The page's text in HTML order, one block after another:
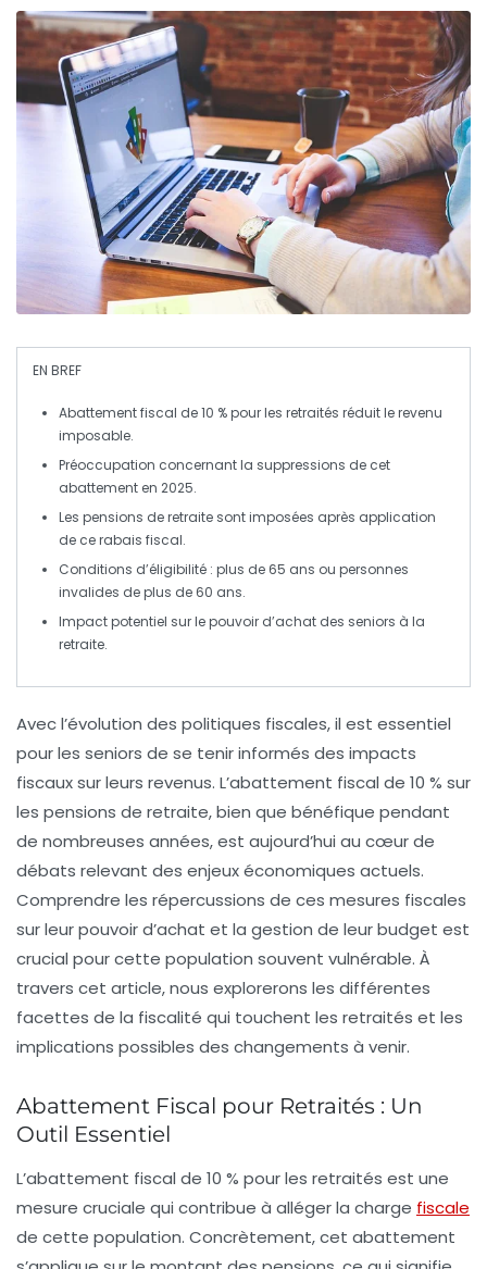
EN BREF
Abattement fiscal de 10 % pour les retraités réduit lerevenu
imposable.
Préoccupation concernant la suppressions de cet
abattement en 2025.
Les pensions de retraite sontimposées après application
de cerabais fiscal.
Conditions d’éligibilité : plus de 65 ans ou personnes
invalides de plus de 60 ans.
Impact potentiel sur lepouvoir d’achat des seniors à la
retraite.
Avec l’évolution des politiques fiscales, il est essentiel
pour les seniors de se tenir informés des impacts
fiscauxsur leurs revenus. L’abattement fiscal de 10 % sur
les pensions de retraite, bien que bénéfique pendant
de nombreuses années, est aujourd’hui au cœur de
débats relevant des enjeux économiques actuels.
Comprendre les répercussions de ces mesures fiscales
sur leur pouvoir d’achat et la gestion de leur budget est
crucial pour cette population souvent vulnérable. À
travers cet article, nous explorerons les différentes
facettes de la fiscalité qui touchent les retraités et les
implications possibles des changements à venir.
Abattement Fiscal pour Retraités : Un
Outil Essentiel
L’abattement fiscal de 10 % pour les retraités est une
mesure cruciale qui contribue à alléger la charge fiscale
de cette population. Concrètement, cet abattement